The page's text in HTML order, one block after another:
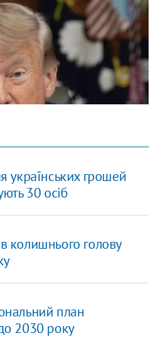
українських грошей
30 осіб
колишнього голову
план
2030 року